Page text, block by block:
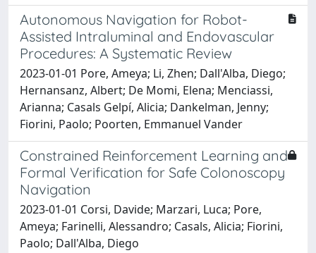
Autonomous Navigation for Robot-
Assisted Intraluminal and Endovascular
Procedures: A Systematic Review
2023-01-01 Pore, Ameya; Li, Zhen; Dall'Alba, Diego;
Hernansanz, Albert; De Momi, Elena; Menciassi,
Arianna; Casals Gelpí, Alicia; Dankelman, Jenny;
Fiorini, Paolo; Poorten, Emmanuel Vander
Constrained Reinforcement Learning and
Formal Verification for Safe Colonoscopy
Navigation
2023-01-01 Corsi, Davide; Marzari, Luca; Pore,
Ameya; Farinelli, Alessandro; Casals, Alicia; Fiorini,
Paolo; Dall'Alba, Diego